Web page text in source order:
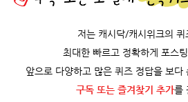
저는 캐시닥/캐시위크의 퀴
최대한 빠르고 정확하게 포스
앞으로 다양하고 많은 퀴즈 정답을 보다
구독 또는 즐겨찾기 추가를